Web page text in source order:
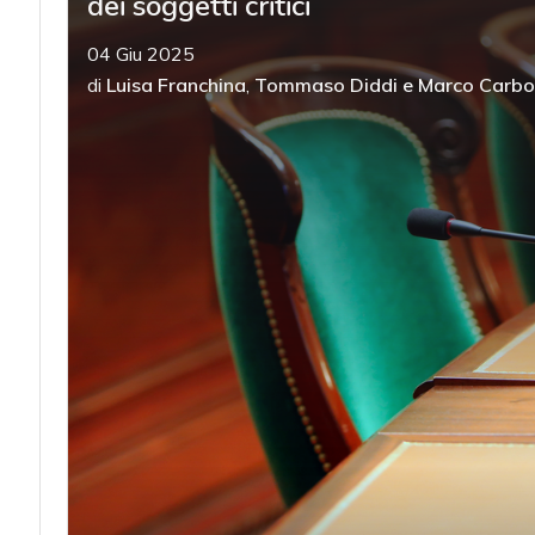
04 Giu 2025
di Luisa Franchina,Tommaso Diddi e Marco